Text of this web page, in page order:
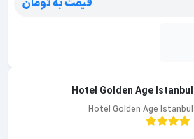
Hotel Golden Age Istanbul
Hotel Golden Age Istanbul